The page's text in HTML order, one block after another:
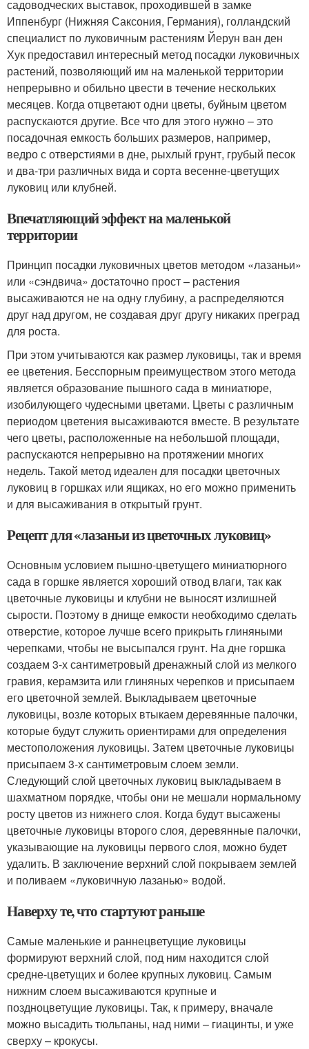
садоводческих выставок, проходившей в замке
Иппенбург (Нижняя Саксония, Германия), голландский
специалист по луковичным растениям Йерун ван ден
Хук предоставил интересный метод посадки луковичных
растений, позволяющий им на маленькой территории
непрерывно и обильно цвести в течение нескольких
месяцев. Когда отцветают одни цветы, буйным цветом
распускаются другие. Все что для этого нужно – это
посадочная емкость больших размеров, например,
ведро с отверстиями в дне, рыхлый грунт, грубый песок
и два-три различных вида и сорта весенне-цветущих
луковиц или клубней.
Впечатляющий эффект на маленькой
территории
Принцип посадки луковичных цветов методом «лазаньи»
или «сэндвича» достаточно прост – растения
высаживаются не на одну глубину, а распределяются
друг над другом, не создавая друг другу никаких преград
для роста.
При этом учитываются как размер луковицы, так и время
ее цветения. Бесспорным преимуществом этого метода
является образование пышного сада в миниатюре,
изобилующего чудесными цветами. Цветы с различным
периодом цветения высаживаются вместе. В результате
чего цветы, расположенные на небольшой площади,
распускаются непрерывно на протяжении многих
недель. Такой метод идеален для посадки цветочных
луковиц в горшках или ящиках, но его можно применить
и для высаживания в открытый грунт.
Рецепт для «лазаньи из цветочных луковиц»
Основным условием пышно-цветущего миниатюрного
сада в горшке является хороший отвод влаги, так как
цветочные луковицы и клубни не выносят излишней
сырости. Поэтому в днище емкости необходимо сделать
отверстие, которое лучше всего прикрыть глиняными
черепками, чтобы не высыпался грунт. На дне горшка
создаем 3-х сантиметровый дренажный слой из мелкого
гравия, керамзита или глиняных черепков и присыпаем
его цветочной землей. Выкладываем цветочные
луковицы, возле которых втыкаем деревянные палочки,
которые будут служить ориентирами для определения
местоположения луковицы. Затем цветочные луковицы
присыпаем 3-х сантиметровым слоем земли.
Следующий слой цветочных луковиц выкладываем в
шахматном порядке, чтобы они не мешали нормальному
росту цветов из нижнего слоя. Когда будут высажены
цветочные луковицы второго слоя, деревянные палочки,
указывающие на луковицы первого слоя, можно будет
удалить. В заключение верхний слой покрываем землей
и поливаем «луковичную лазанью» водой.
Наверху те, что стартуют раньше
Самые маленькие и раннецветущие луковицы
формируют верхний слой, под ним находится слой
средне-цветущих и более крупных луковиц. Самым
нижним слоем высаживаются крупные и
поздноцветущие луковицы. Так, к примеру, вначале
можно высадить тюльпаны, над ними – гиацинты, и уже
сверху – крокусы.